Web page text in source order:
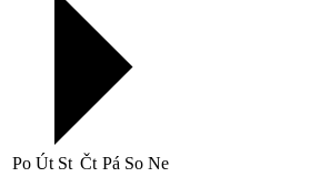
Po Út St Čt Pá So Ne